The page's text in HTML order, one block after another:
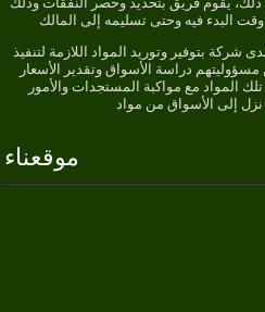
بتوفير وتوريد المواد اللازمة لتنفيذ
دراسة الأسواق وتقدير الأسعار
المواد مع مواكبة المستجدات والأمور
موقعناء